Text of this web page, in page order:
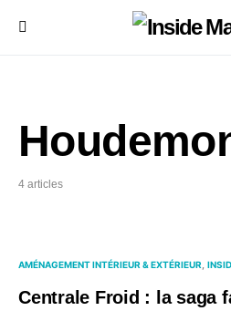
4 articles
AMÉNAGEMENT INTÉRIEUR & EXTÉRIEUR
Centrale Froid : la saga